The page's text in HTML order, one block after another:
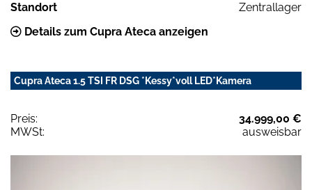
Standort
Zentrallager
Details zum Cupra Ateca anzeigen
Cupra Ateca 1.5 TSI FR DSG *Kessy*voll LED*Kamera
Preis:
34.999,00 €
MWSt:
ausweisbar